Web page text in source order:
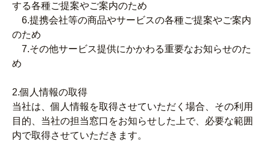
する各種ご提案やご案内のため
6.提携会社等の商品やサービスの各種ご提案やご案内
のため
7.その他サービス提供にかかわる重要なお知らせのた
め
2.個人情報の取得
当社は、個人情報を取得させていただく場合、その利用
目的、当社の担当窓口をお知らせした上で、必要な範囲
内で取得させていただきます。